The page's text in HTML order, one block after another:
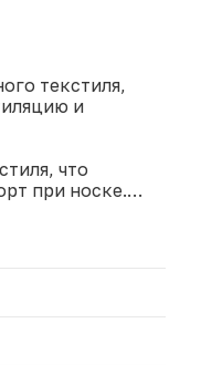
текстиля,
и
что
при носке.
белый,
Размерный